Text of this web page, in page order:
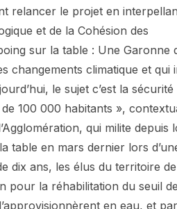
relancer le projet en
et de la Cohésion des
sur la table : Une Garonne
changements climatique et qui
le sujet c’est la sécurité
100 000 habitants »,
qui milite depuis
table en mars dernier lors
dix ans, les élus du territoire de
pour la réhabilitation du seuil
en eau, et